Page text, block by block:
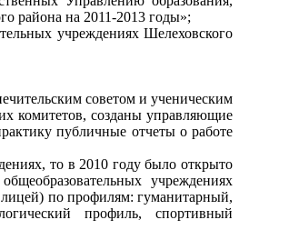
района на 2011-2013 годы»;
учреждениях Шелеховского
советом и ученическим
комитетов, созданы управляющие
публичные отчеты о работе
то в 2010 году было открыто
учреждениях
по профилям: гуманитарный,
профиль, спортивный